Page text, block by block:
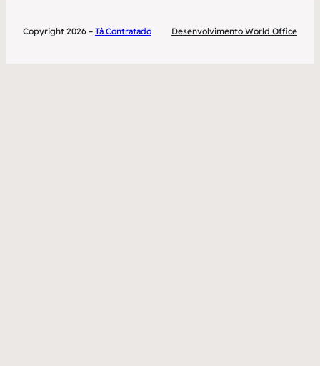
Copyright 2026 – Tá Contratado Desenvolvimento World Office